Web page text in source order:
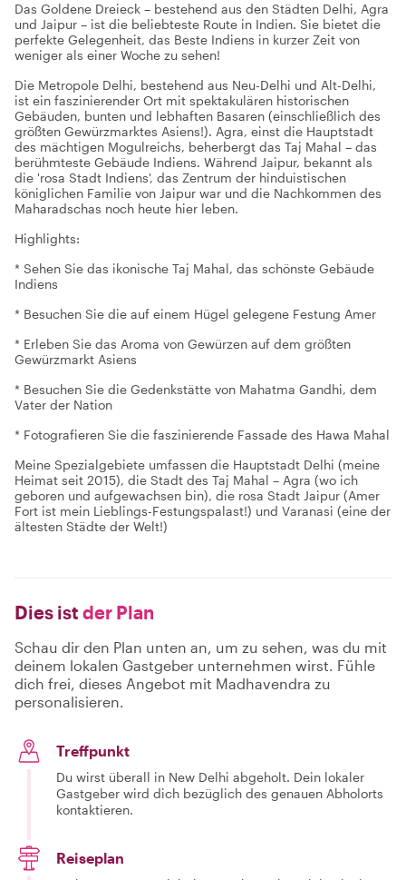
Das Goldene Dreieck – bestehend aus den Städten Delhi, Agra
und Jaipur – ist die beliebteste Route in Indien. Sie bietet die
perfekte Gelegenheit, das Beste Indiens in kurzer Zeit von
weniger als einer Woche zu sehen!
Die Metropole Delhi, bestehend aus Neu-Delhi und Alt-Delhi,
ist ein faszinierender Ort mit spektakulären historischen
Gebäuden, bunten und lebhaften Basaren (einschließlich des
größten Gewürzmarktes Asiens!). Agra, einst die Hauptstadt
des mächtigen Mogulreichs, beherbergt das Taj Mahal – das
berühmteste Gebäude Indiens. Während Jaipur, bekannt als
die 'rosa Stadt Indiens', das Zentrum der hinduistischen
königlichen Familie von Jaipur war und die Nachkommen des
Maharadschas noch heute hier leben.
Highlights:
* Sehen Sie das ikonische Taj Mahal, das schönste Gebäude
Indiens
* Besuchen Sie die auf einem Hügel gelegene Festung Amer
* Erleben Sie das Aroma von Gewürzen auf dem größten
Gewürzmarkt Asiens
* Besuchen Sie die Gedenkstätte von Mahatma Gandhi, dem
Vater der Nation
* Fotografieren Sie die faszinierende Fassade des Hawa Mahal
Meine Spezialgebiete umfassen die Hauptstadt Delhi (meine
Heimat seit 2015), die Stadt des Taj Mahal – Agra (wo ich
geboren und aufgewachsen bin), die rosa Stadt Jaipur (Amer
Fort ist mein Lieblings-Festungspalast!) und Varanasi (eine der
ältesten Städte der Welt!)
Dies ist der Plan
Schau dir den Plan unten an, um zu sehen, was du mit
deinem lokalen Gastgeber unternehmen wirst. Fühle
dich frei, dieses Angebot mit Madhavendra zu
personalisieren.
Treffpunkt
Du wirst überall in New Delhi abgeholt. Dein lokaler
Gastgeber wird dich bezüglich des genauen Abholorts
kontaktieren.
Reiseplan